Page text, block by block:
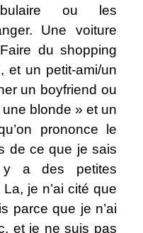
ou les
Une voiture
du shopping
et un petit-ami/un
un boyfriend ou
blonde » et un
prononce le
de ce que je sais
a des petites
je n’ai cité que
parce que je n’ai
et je ne suis pas